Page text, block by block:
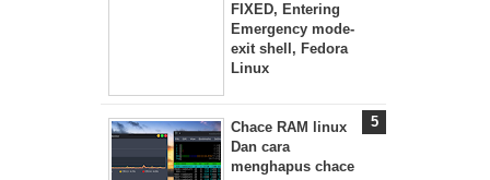
FIXED, Entering
Emergency mode-
exit shell, Fedora
Linux
Chace RAM linux
Dan cara
menghapus chace